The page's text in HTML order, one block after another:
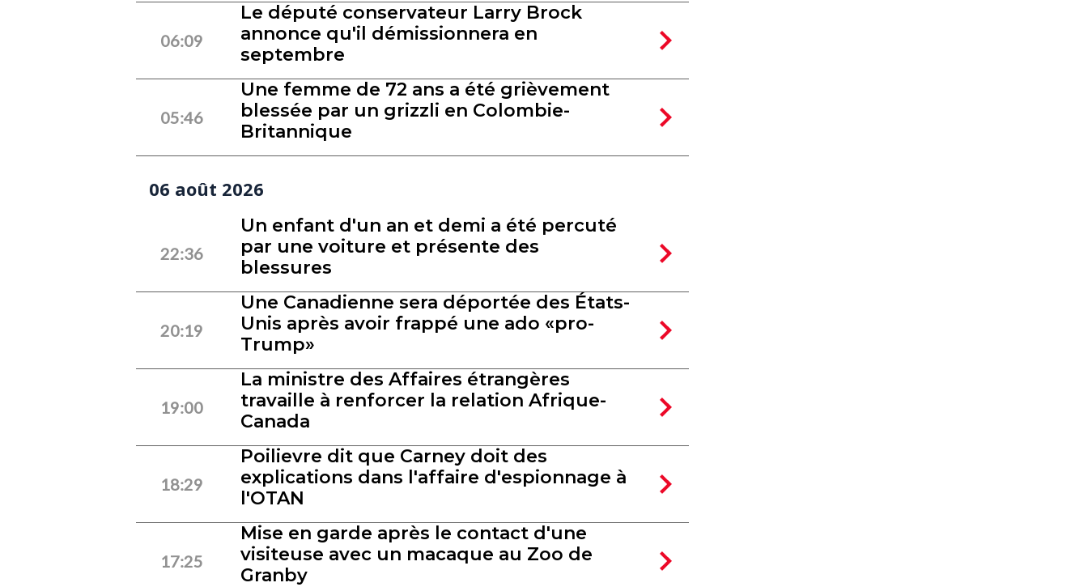
06:09
Le député conservateur Larry Brock
annonce qu'il démissionnera en
septembre
05:46
Une femme de 72 ans a été grièvement
blessée par un grizzli en Colombie-
Britannique
06 août 2026
22:36
Un enfant d'un an et demi a été percuté
par une voiture et présente des
blessures
20:19
Une Canadienne sera déportée des États-
Unis après avoir frappé une ado «pro-
Trump»
19:00
La ministre des Affaires étrangères
travaille à renforcer la relation Afrique-
Canada
18:29
Poilievre dit que Carney doit des
explications dans l'affaire d'espionnage à
l'OTAN
17:25
Mise en garde après le contact d'une
visiteuse avec un macaque au Zoo de
Granby